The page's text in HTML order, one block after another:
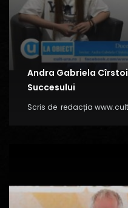
Andra Gabriela
Succesului
Scris de redacția